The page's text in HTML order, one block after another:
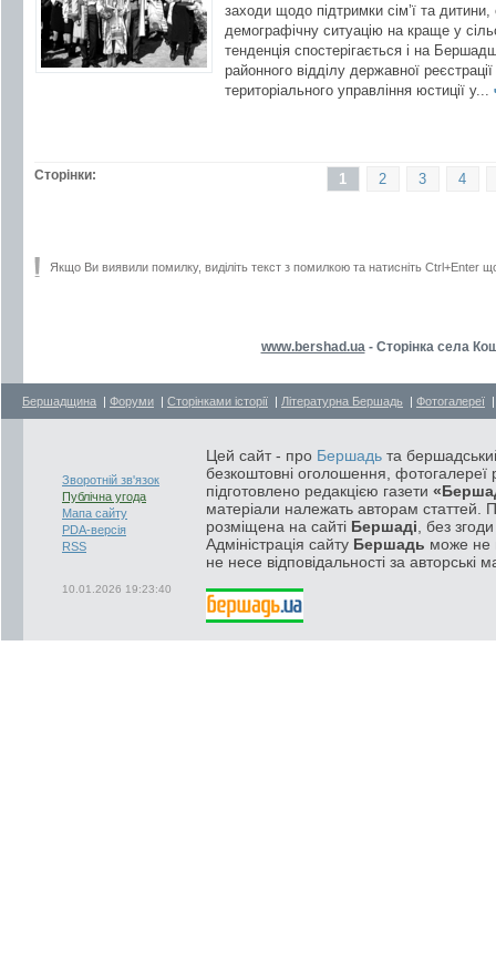
заходи щодо підтримки сім’ї та
демографічну ситуацію на краще у
тенденція спостерігається і на
районного відділу державної
територіального управління юстиції у...
Сторінки: 4
3
2
1
Якщо Ви виявили помилку, виділіть текст з помилкою та натисніть Ctrl+Enter
www.bershad.ua - Сторінка села
Бершадщина | Форуми | Сторінками історії | Літературна Бершадь | Фотогалереї
Зворотній зв'язок
Публічна угода
Мапа сайту
PDA-версія
RSS
10.01.2026 19:23:40
Цей сайт - про Бершадь та
безкоштовні оголошення, фотогалереї
підготовлено редакцією газети
матеріали належать авторам статтей.
розміщена на сайті Бершаді , без
Адміністрація сайту Бершадь може не
не несе відповідальності за авторські